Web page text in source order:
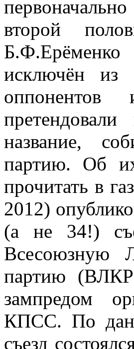
второй
исключён
название,
партию. Об
прочитать в
2012)
(а не 34!)
Всесоюзную
партию
зампредом
КПСС. По
съезд